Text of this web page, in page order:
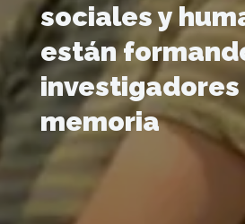
sociales y
están
investigadores
memoria